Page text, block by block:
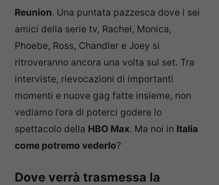
Reunion. Una puntata pazzesca dove i sei
amici della serie tv, Rachel, Monica,
Phoebe, Ross, Chandler e Joey si
ritroveranno ancora una volta sul set. Tra
interviste, rievocazioni di importanti
momenti e nuove gag fatte insieme, non
vediamo l’ora di poterci godere lo
spettacolo della HBO Max. Ma noi in Italia
come potremo vederlo?
Dove verrà trasmessa la